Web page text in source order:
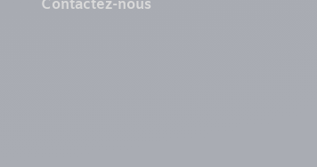
Contactez-nous